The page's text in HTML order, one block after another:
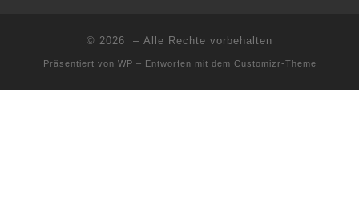
© 2026 – Alle Rechte vorbehalten
Präsentiert von WP – Entworfen mit dem Customizr-Theme